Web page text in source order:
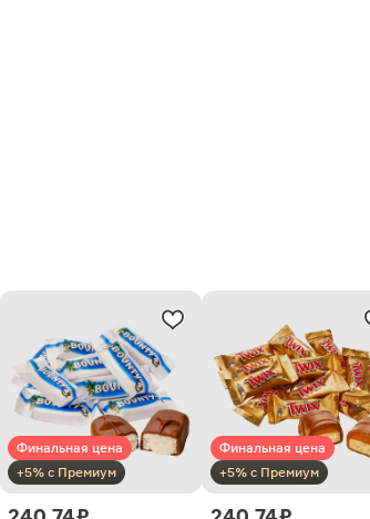
Финальная цена
+5% с Премиум
Финальная цена
+5% с Премиум